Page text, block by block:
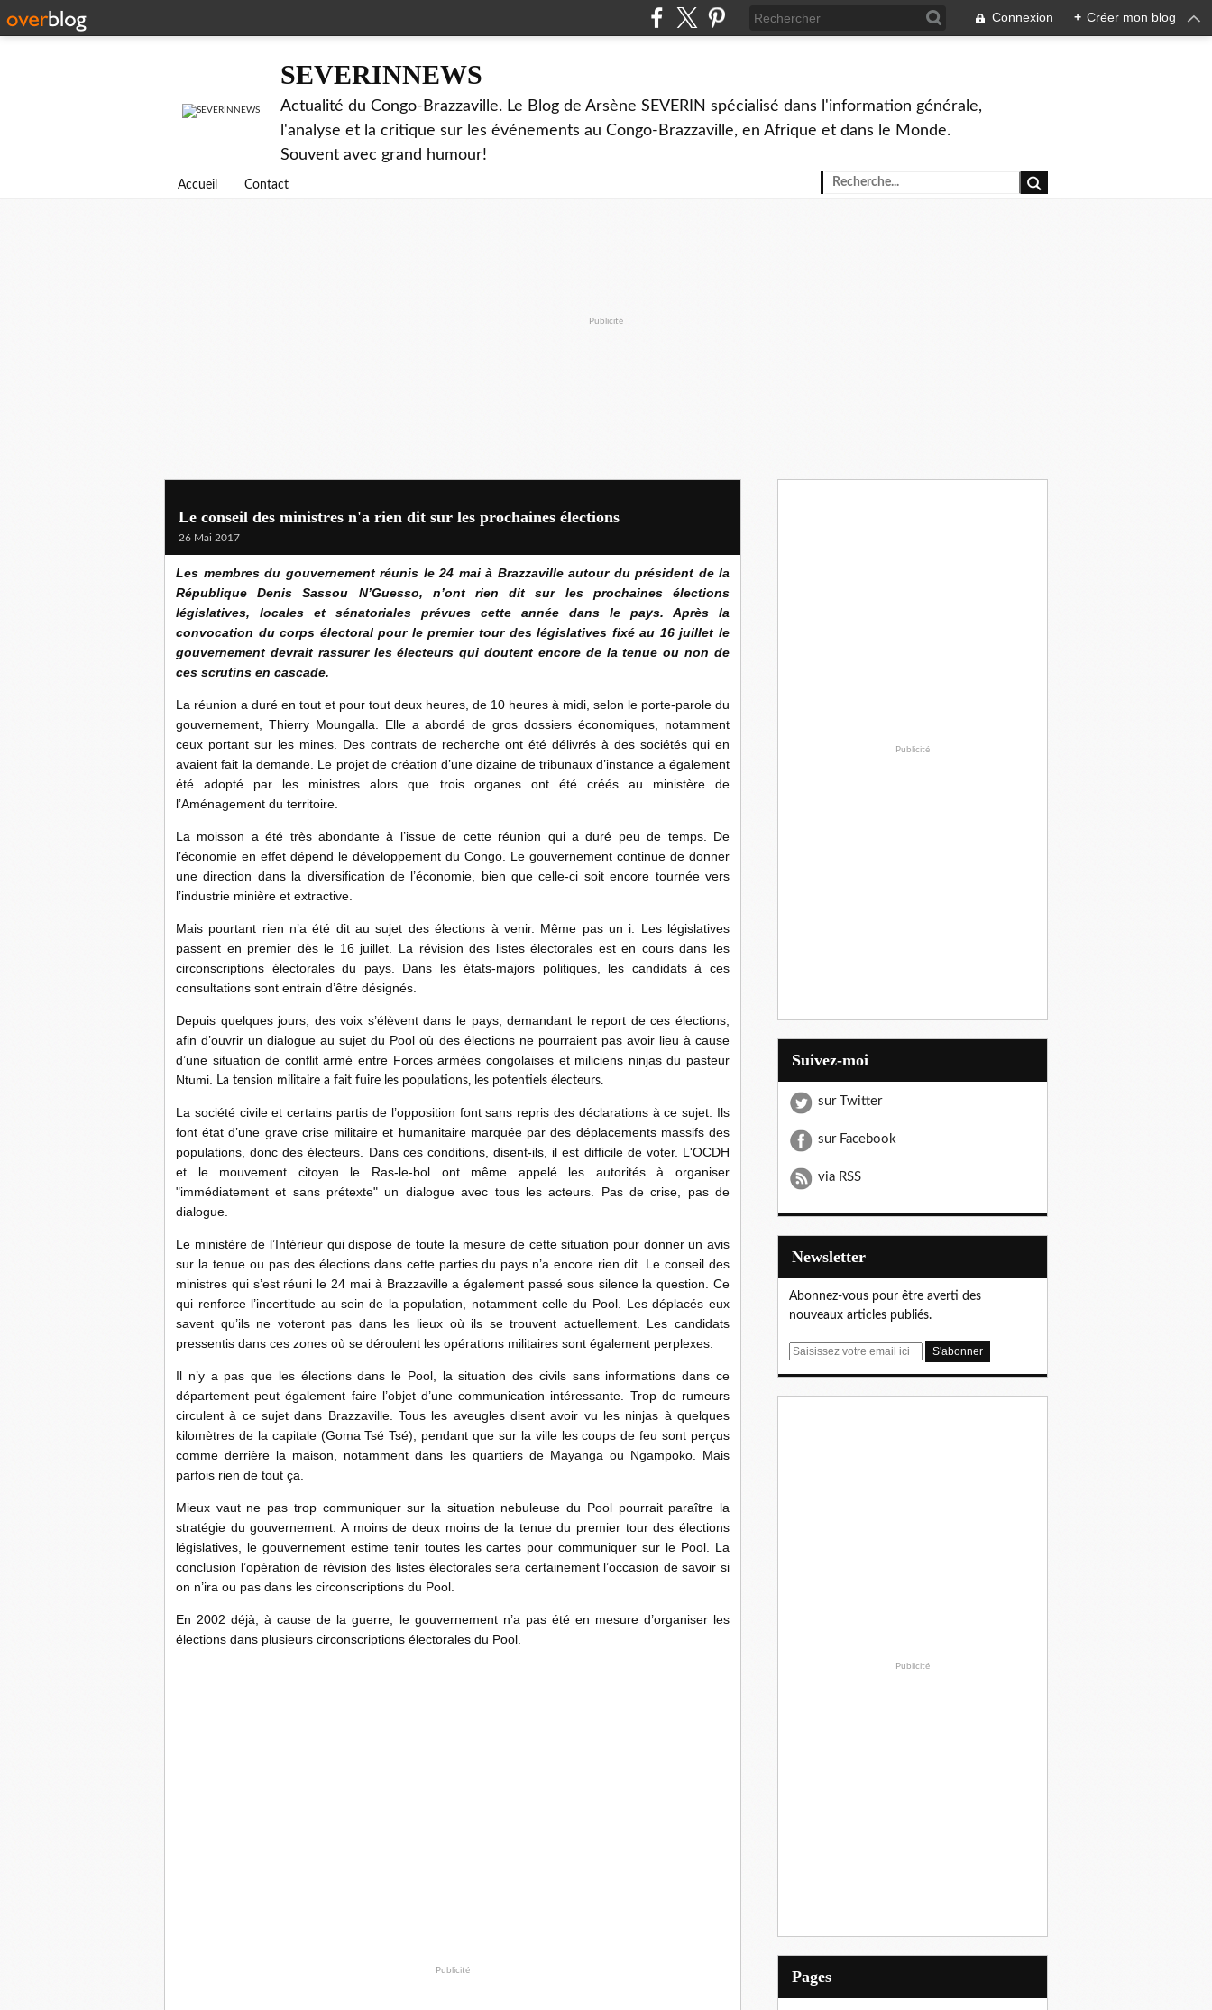
Connexion + Créer mon blog
SEVERINNEWS
Actualité du Congo-Brazzaville. Le Blog de Arsène SEVERIN spécialisé dans l'information générale,
l'analyse et la critique sur les événements au Congo-Brazzaville, en Afrique et dans le Monde.
Souvent avec grand humour!
Accueil Contact
Publicité
Le conseil des ministres n'a rien dit sur les prochaines élections
26 Mai 2017
Les membres du gouvernement réunis le 24 mai à Brazzaville autour du président de la
République Denis Sassou N’Guesso, n’ont rien dit sur les prochaines élections
législatives, locales et sénatoriales prévues cette année dans le pays. Après la
convocation du corps électoral pour le premier tour des législatives fixé au 16 juillet le
gouvernement devrait rassurer les électeurs qui doutent encore de la tenue ou non de
ces scrutins en cascade.
La réunion a duré en tout et pour tout deux heures, de 10 heures à midi, selon le porte-parole du
gouvernement, Thierry Moungalla. Elle a abordé de gros dossiers économiques, notamment
ceux portant sur les mines. Des contrats de recherche ont été délivrés à des sociétés qui en
avaient fait la demande. Le projet de création d’une dizaine de tribunaux d’instance a également
été adopté par les ministres alors que trois organes ont été créés au ministère de
l’Aménagement du territoire.
La moisson a été très abondante à l’issue de cette réunion qui a duré peu de temps. De
l’économie en effet dépend le développement du Congo. Le gouvernement continue de donner
une direction dans la diversification de l’économie, bien que celle-ci soit encore tournée vers
l’industrie minière et extractive.
Mais pourtant rien n’a été dit au sujet des élections à venir. Même pas un i. Les législatives
passent en premier dès le 16 juillet. La révision des listes électorales est en cours dans les
circonscriptions électorales du pays. Dans les états-majors politiques, les candidats à ces
consultations sont entrain d’être désignés.
Depuis quelques jours, des voix s’élèvent dans le pays, demandant le report de ces élections,
afin d’ouvrir un dialogue au sujet du Pool où des élections ne pourraient pas avoir lieu à cause
d’une situation de conflit armé entre Forces armées congolaises et miliciens ninjas du pasteur
Ntumi.
La tension militaire a fait fuire les populations, les potentiels électeurs.
La société civile et certains partis de l’opposition font sans repris des déclarations à ce sujet. Ils
font état d’une grave crise militaire et humanitaire marquée par des déplacements massifs des
populations, donc des électeurs. Dans ces conditions, disent-ils, il est difficile de voter. L'OCDH
et le mouvement citoyen le Ras-le-bol ont même appelé les autorités à organiser
"immédiatement et sans prétexte" un dialogue avec tous les acteurs. Pas de crise, pas de
dialogue.
Le ministère de l’Intérieur qui dispose de toute la mesure de cette situation pour donner un avis
sur la tenue ou pas des élections dans cette parties du pays n’a encore rien dit. Le conseil des
ministres qui s’est réuni le 24 mai à Brazzaville a également passé sous silence la question. Ce
qui renforce l’incertitude au sein de la population, notamment celle du Pool. Les déplacés eux
savent qu’ils ne voteront pas dans les lieux où ils se trouvent actuellement. Les candidats
pressentis dans ces zones où se déroulent les opérations militaires sont également perplexes.
Il n’y a pas que les élections dans le Pool, la situation des civils sans informations dans ce
département peut également faire l’objet d’une communication intéressante. Trop de rumeurs
circulent à ce sujet dans Brazzaville. Tous les aveugles disent avoir vu les ninjas à quelques
kilomètres de la capitale (Goma Tsé Tsé), pendant que sur la ville les coups de feu sont perçus
comme derrière la maison, notamment dans les quartiers de Mayanga ou Ngampoko. Mais
parfois rien de tout ça.
Mieux vaut ne pas trop communiquer sur la situation nebuleuse du Pool pourrait paraître la
stratégie du gouvernement. A moins de deux moins de la tenue du premier tour des élections
législatives, le gouvernement estime tenir toutes les cartes pour communiquer sur le Pool. La
conclusion l’opération de révision des listes électorales sera certainement l’occasion de savoir si
on n’ira ou pas dans les circonscriptions du Pool.
En 2002 déjà, à cause de la guerre, le gouvernement n’a pas été en mesure d’organiser les
élections dans plusieurs circonscriptions électorales du Pool.
Publicité
Publicité
Suivez-moi
sur Twitter
sur Facebook
via RSS
Newsletter
Abonnez-vous pour être averti des
nouveaux articles publiés.
E
Publicité
Pages